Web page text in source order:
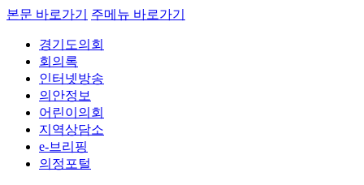
본문 바로가기 주메뉴 바로가기
경기도의회
회의록
인터넷방송
의안정보
어린이의회
지역상담소
e-브리핑
의정포털